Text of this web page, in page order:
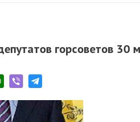
горсоветов 30